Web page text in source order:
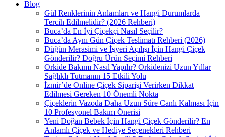
Blog
Gül Renklerinin Anlamları ve Hangi Durumlarda
Tercih Edilmelidir? (2026 Rehberi)
Buca’da En İyi Çiçekçi Nasıl Seçilir?
Buca’da Aynı Gün Çiçek Teslimatı Rehberi (2026)
Düğün Merasimi ve İşyeri Açılışı İçin Hangi Çiçek
Gönderilir? Doğru Ürün Seçimi Rehberi
Orkide Bakımı Nasıl Yapılır? Orkidenizi Uzun Yıllar
Sağlıklı Tutmanın 15 Etkili Yolu
İzmir’de Online Çiçek Siparişi Verirken Dikkat
Edilmesi Gereken 10 Önemli Nokta
Çiçeklerin Vazoda Daha Uzun Süre Canlı Kalması İçin
10 Profesyonel Bakım Önerisi
Yeni Doğan Bebek İçin Hangi Çiçek Gönderilir? En
Anlamlı Çiçek ve Hediye Seçenekleri Rehberi